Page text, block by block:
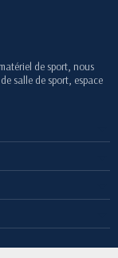
de sport, nous
salle de sport, espace